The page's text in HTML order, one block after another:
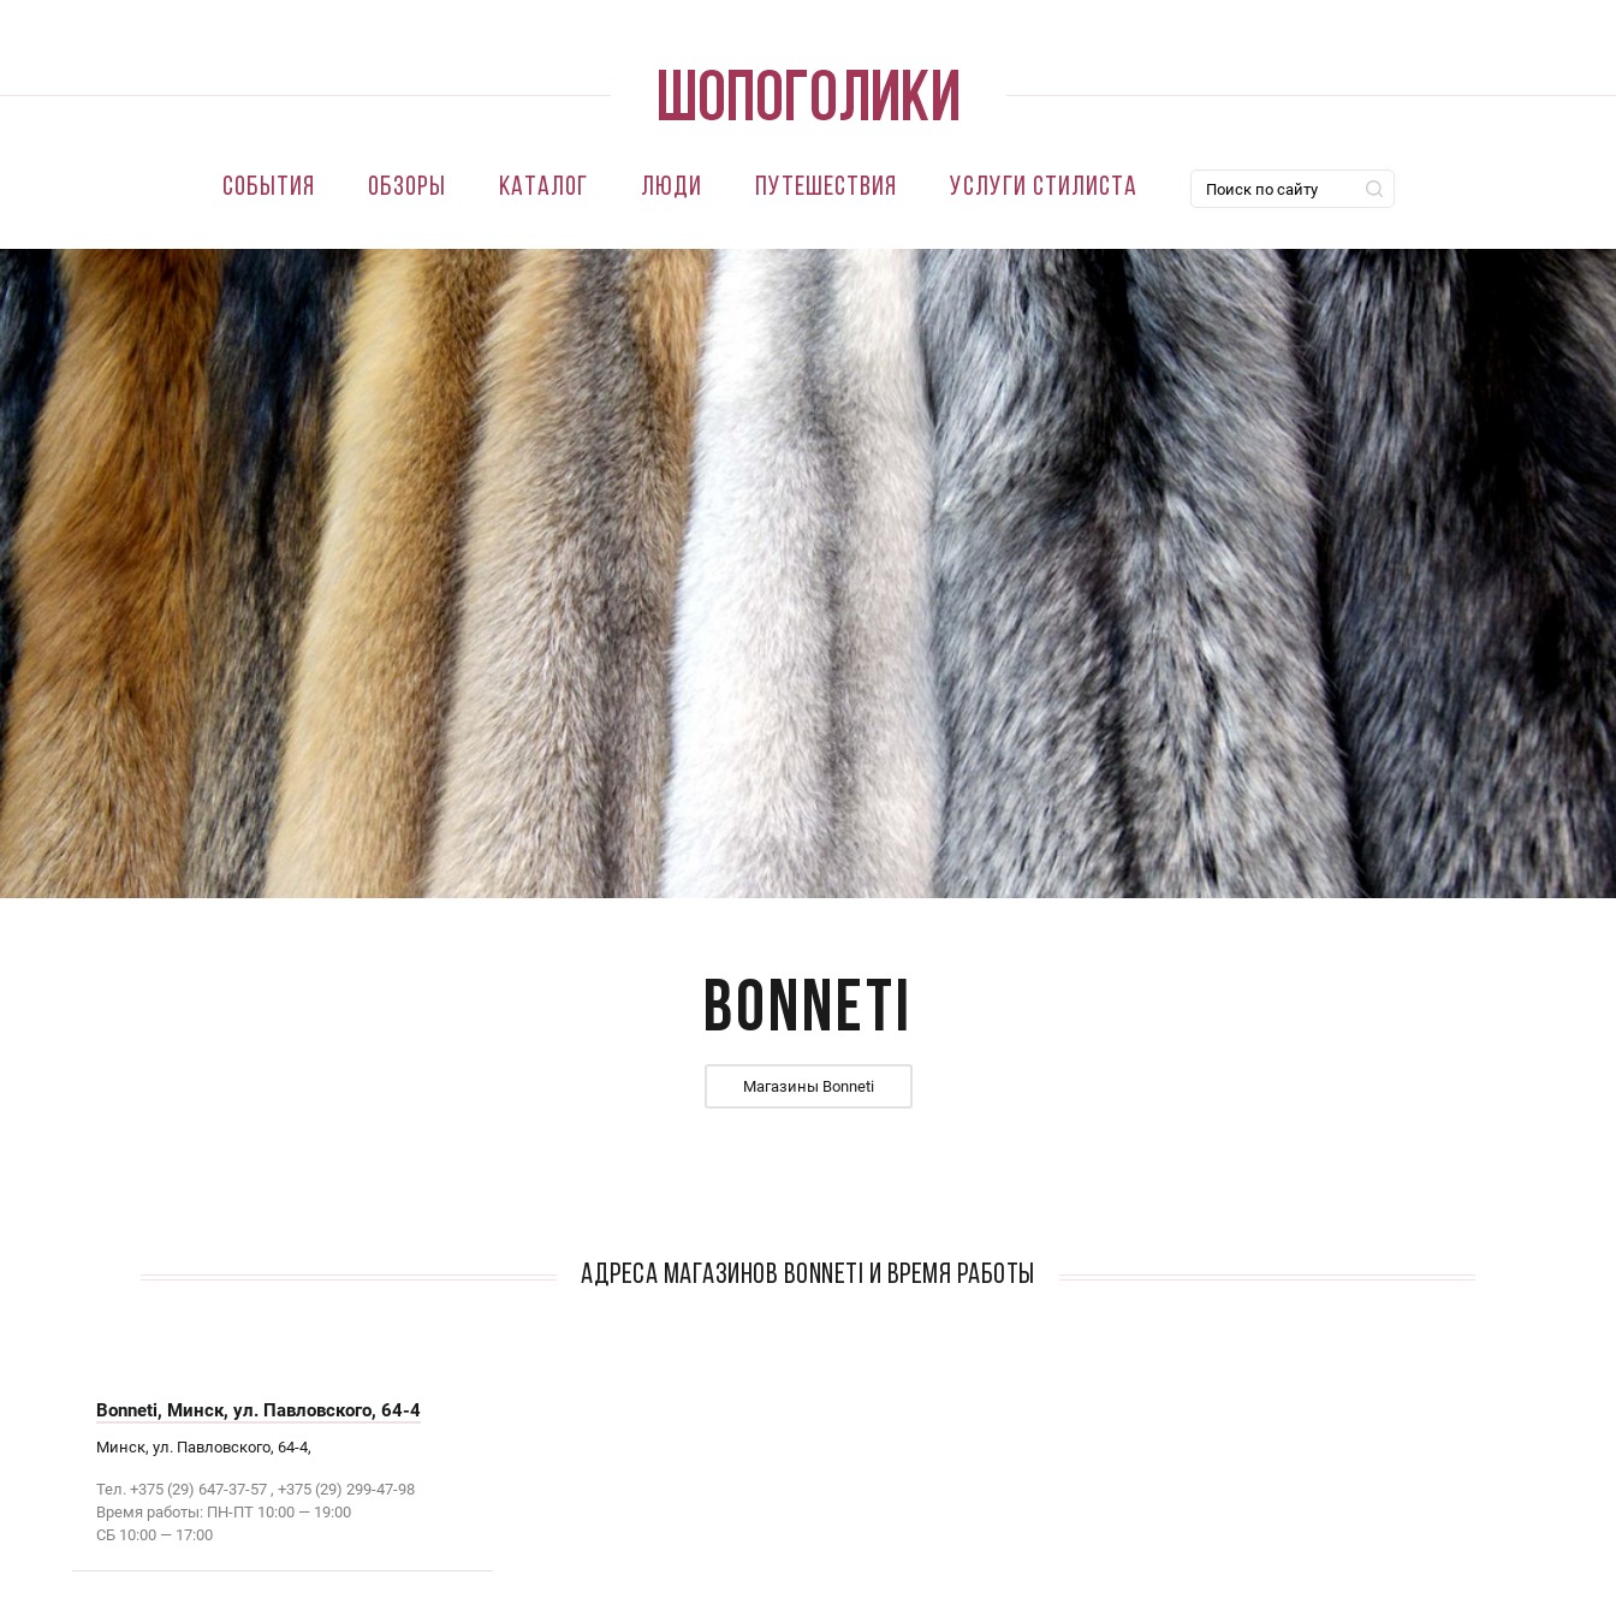
События Обзоры Каталог Люди Путешествия Услуги стилиста
Bonneti
Магазины Bonneti
АДРЕСА МАГАЗИНОВ Bonneti И ВРЕМЯ РАБОТЫ
Bonneti, Минск, ул. Павловского, 64-4
Минск, ул. Павловского, 64-4,
Тел. +375 (29) 647-37-57 , +375 (29) 299-47-98
Время работы: ПН-ПТ 10:00 — 19:00
СБ 10:00 — 17:00